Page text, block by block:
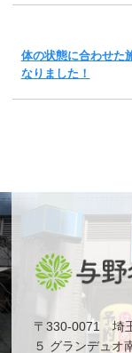
体の状態に合わせた
なりました！
〒330-0071 埼
５ グランデュオ